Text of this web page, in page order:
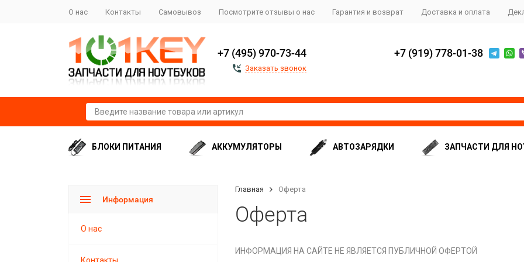
О нас Контакты Самовывоз Посмотрите отзывы о нас Гарантия и возврат Доставка и оплата
+7 (495) 970-73-44
Заказать звонок
+7 (919) 778-01-38
БЛОКИ ПИТАНИЯ АККУМУЛЯТОРЫ АВТОЗАРЯДКИ ЗАПЧАСТИ ДЛЯ
Главная Оферта
Оферта
ИНФОРМАЦИЯ НА САЙТЕ НЕ ЯВЛЯЕТСЯ ПУБЛИЧНОЙ ОФЕРТОЙ
Информация
О нас